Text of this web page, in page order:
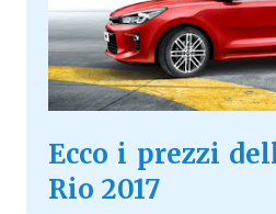
Ecco i prezzi
Rio 2017